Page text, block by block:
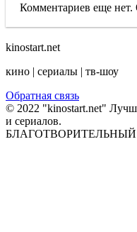
Комментариев еще нет.
kinostart.net
кино | сериалы | тв-шоу
Обратная связь
© 2022 "kinostart.net"
и сериалов.
БЛАГОТВОРИТЕЛЬНЫЙ